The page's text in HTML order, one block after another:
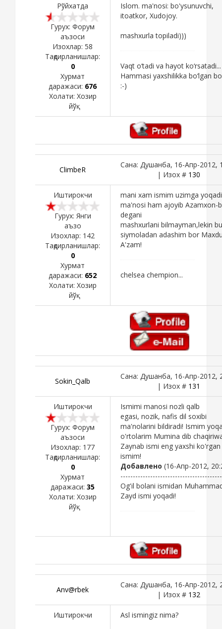
Рўйхатда
Гурух: Форум
аъзоси
Изохлар: 58
Тақдирланишлар:
0
Хурмат
даражаси: 676
Холати: Хозир
йўқ
Islom. ma'nosi: bo'ysunuvchi,
itoatkor, Xudojoy.
mashxurla topiladi)))
Vaqt o‘tadi va hayot ko‘rsatadi...
Hammasi yaxshilikka bo‘lgan
:-)
ClimbeR
Сана: Душанба, 16-Апр-2012,
| Изох # 130
Иштирокчи
Гурух: Янги
аъзо
Изохлар: 142
Тақдирланишлар:
0
Хурмат
даражаси: 652
Холати: Хозир
йўқ
mani xam ismim uzimga
ma'nosi ham ajoyib Azamxon-
degani
mashxurlani bilmayman,lekin
siymoladan adashim bor
A'zam!
chelsea chempion...
Sokin_Qalb
Сана: Душанба, 16-Апр-2012,
| Изох # 131
Иштирокчи
Гурух: Форум
аъзоси
Изохлар: 177
Тақдирланишлар:
0
Хурмат
даражаси: 35
Холати: Хозир
йўқ
Ismimi manosi nozli qalb
egasi, nozik, nafis dil soxibi
ma'nolarini bildiradi! Ismim
o'rtolarim Mumina dib
Zaynab ismi eng yaxshi ko'rgan
ismim!
Добавлено (16-Апр-2012,
Og'il bolani ismidan
Zayd ismi yoqadi!
Anv@rbek
Сана: Душанба, 16-Апр-2012,
| Изох # 132
Иштирокчи Asl ismingiz nima?